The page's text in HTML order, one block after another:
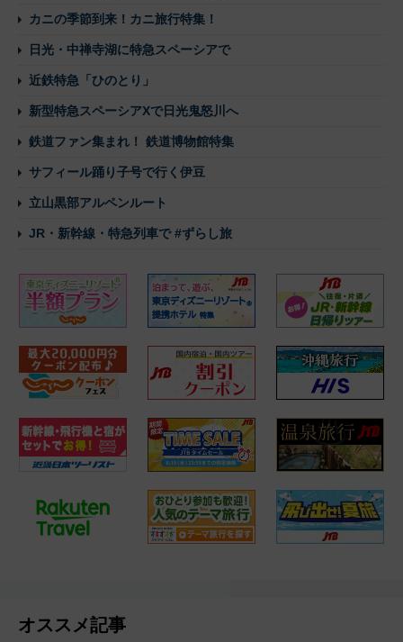
カニの季節到来！カニ旅行特集！
日光・中禅寺湖に特急スペーシアで
近鉄特急「ひのとり」
新型特急スペーシアXで日光鬼怒川へ
鉄道ファン集まれ！ 鉄道博物館特集
サフィール踊り子号で行く伊豆
立山黒部アルペンルート
JR・新幹線・特急列車で #ずらし旅
オススメ記事